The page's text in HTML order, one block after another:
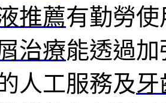
推薦有勤勞
治療能透過
人工服務及